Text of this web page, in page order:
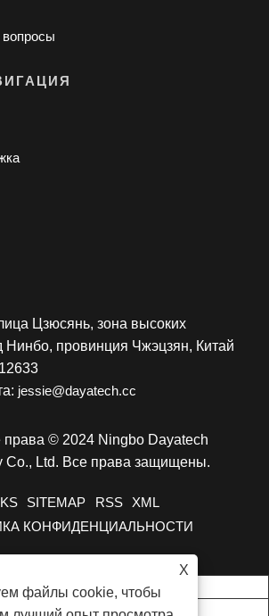
X
файлы cookie, чтобы
Цзюсянь, зона высоких
Нинбо, провинция Чжэцзян, Китай
jessie@dayatech.cc
права © 2024 Ningbo Dayatech
Co., Ltd. Все права защищены.
SITEMAP RSS
XML
КОНФИДЕНЦИАЛЬНОСТИ
DY-P860H
125 Вт